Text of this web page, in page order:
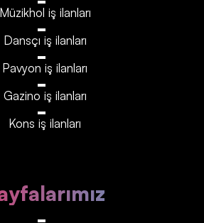
Müzikhol iş ilanları
Dansçı iş ilanları
Pavyon iş ilanları
Gazino iş ilanları
Kons iş ilanları